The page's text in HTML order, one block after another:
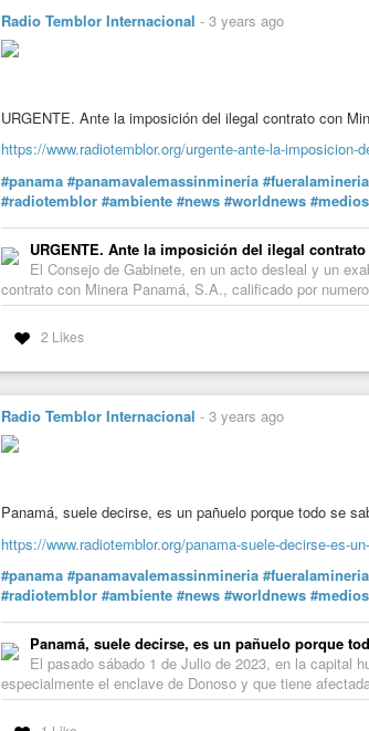
Radio Temblor Internacional - 3 years ago
URGENTE. Ante la imposición del ilegal contrato con
https://www.radiotemblor.org/urgente-ante-la-imposicion-
#panama #panamavalemassinmineria #fueralamineria
#radiotemblor #ambiente #news #worldnews
URGENTE. Ante la imposición del ilegal
El Consejo de Gabinete, en un acto desleal y un
contrato con Minera Panamá, S.A., calificado por
2 Likes
Radio Temblor Internacional - 3 years ago
Panamá, suele decirse, es un pañuelo porque todo se
https://www.radiotemblor.org/panama-suele-decirse-es-
#panama #panamavalemassinmineria #fueralamineria
#radiotemblor #ambiente #news #worldnews
Panamá, suele decirse, es un pañuelo porque
El pasado sábado 1 de Julio de 2023, en la capital
especialmente el enclave de Donoso y que tiene